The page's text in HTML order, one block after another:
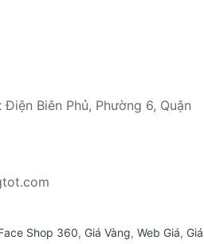
Điện Biên Phủ, Phường 6, Quận
Shop 360, Giá Vàng, Web Giá, Giá